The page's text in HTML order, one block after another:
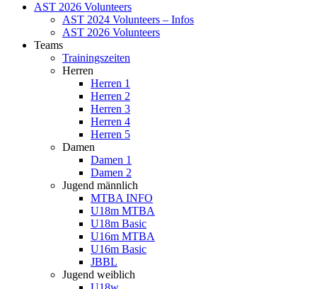
AST 2026 Volunteers
AST 2024 Volunteers – Infos
AST 2026 Volunteers
Teams
Trainingszeiten
Herren
Herren 1
Herren 2
Herren 3
Herren 4
Herren 5
Damen
Damen 1
Damen 2
Jugend männlich
MTBA INFO
U18m MTBA
U18m Basic
U16m MTBA
U16m Basic
JBBL
Jugend weiblich